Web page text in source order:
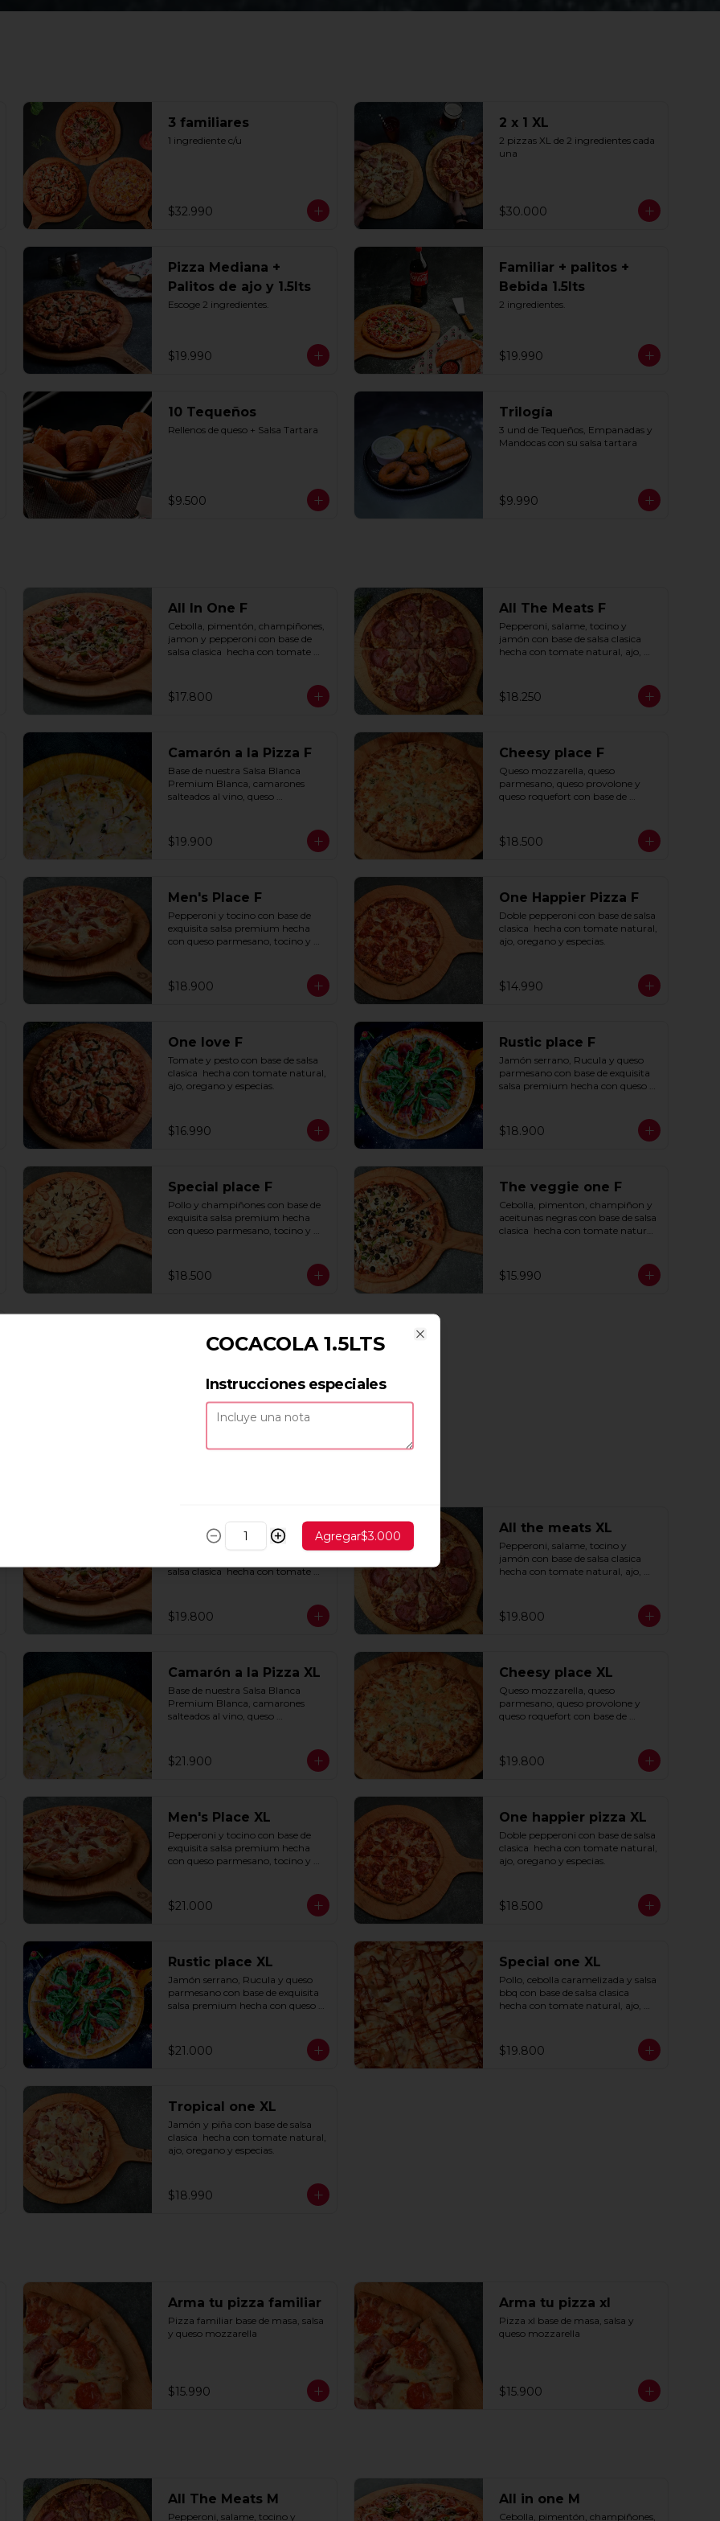
3 familiares
1 ingrediente c/u
$32.990
2 x 1 XL
2 pizzas XL de 2 ingredientes cada
una
$30.000
Pizza Mediana +
Palitos de ajo y 1.5lts
Escoge 2 ingredientes.
$19.990
Familiar + palitos +
Bebida 1.5lts
2 ingredientes.
$19.990
10 Tequeños
Rellenos de queso + Salsa Tartara
$9.500
Trilogía
3 und de Tequeños, Empanadas y
Mandocas con su salsa tartara
$9.990
All In One F
Cebolla, pimentón, champiñones,
jamon y pepperoni con base de
salsa clasica  hecha con tomate
$17.800
All The Meats F
Pepperoni, salame, tocino y
jamón con base de salsa clasica
hecha con tomate natural, ajo,
$18.250
Camarón a la Pizza F
Base de nuestra Salsa Blanca
Premium Blanca, camarones
salteados al vino, queso
$19.900
Cheesy place F
Queso mozzarella, queso
parmesano, queso provolone y
queso roquefort con base de
puerro.
$18.500
Men's Place F
Pepperoni y tocino con base de
exquisita salsa premium hecha
con queso parmesano, tocino y
$18.900
One Happier Pizza F
Doble pepperoni con base de salsa
clasica  hecha con tomate natural,
ajo, oregano y especias.
$14.990
One love F
Tomate y pesto con base de salsa
clasica  hecha con tomate natural,
ajo, oregano y especias.
$16.990
Rustic place F
Jamón serrano, Rucula y queso
parmesano con base de exquisita
salsa premium hecha con queso
$18.900
Special place F
Pollo y champiñones con base de
exquisita salsa premium hecha
con queso parmesano, tocino y
$18.500
The veggie one F
Cebolla, pimenton, champiñon y
aceitunas negras con base de salsa
clasica  hecha con tomate natural,
$15.990
All in one XL
Cebolla, pimentón, champiñones,
salsa clasica  hecha con tomate
$19.800
All the meats XL
Pepperoni, salame, tocino y
jamón con base de salsa clasica
hecha con tomate natural, ajo,
$19.800
Camarón a la Pizza XL
Base de nuestra Salsa Blanca
Premium Blanca, camarones
salteados al vino, queso
$21.900
Cheesy place XL
Queso mozzarella, queso
parmesano, queso provolone y
queso roquefort con base de
puerro.
$19.800
Men's Place XL
Pepperoni y tocino con base de
exquisita salsa premium hecha
con queso parmesano, tocino y
$21.000
One happier pizza XL
Doble pepperoni con base de salsa
clasica  hecha con tomate natural,
ajo, oregano y especias.
$18.500
Rustic place XL
Jamón serrano, Rucula y queso
parmesano con base de exquisita
salsa premium hecha con queso
$21.000
Special one XL
Pollo, cebolla caramelizada y salsa
bbq con base de salsa clasica
hecha con tomate natural, ajo,
$19.800
Tropical one XL
Jamón y piña con base de salsa
clasica  hecha con tomate natural,
ajo, oregano y especias.
$18.990
Arma tu pizza familiar
Pizza familiar base de masa, salsa
y queso mozzarella
$15.990
Arma tu pizza xl
Pizza xl base de masa, salsa y
queso mozzarella
$15.900
All The Meats M
Pepperoni, salame, tocino y
All in one M
Cebolla, pimentón, champiñones,
COCACOLA 1.5LTS
Instrucciones especiales
Agregar$3.000